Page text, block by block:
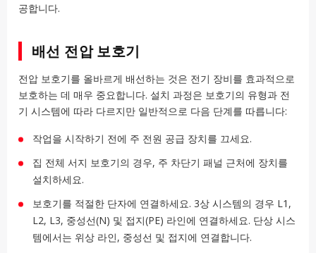
공합니다.
배선 전압 보호기
전압 보호기를 올바르게 배선하는 것은 전기 장비를 효과적으로
보호하는 데 매우 중요합니다. 설치 과정은 보호기의 유형과 전
기 시스템에 따라 다르지만 일반적으로 다음 단계를 따릅니다:
작업을 시작하기 전에 주 전원 공급 장치를 끄세요.
집 전체 서지 보호기의 경우, 주 차단기 패널 근처에 장치를
설치하세요.
보호기를 적절한 단자에 연결하세요. 3상 시스템의 경우 L1,
L2, L3, 중성선(N) 및 접지(PE) 라인에 연결하세요. 단상 시스
템에서는 위상 라인, 중성선 및 접지에 연결합니다.